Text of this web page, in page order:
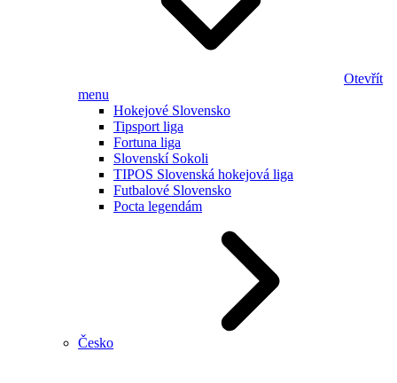
Otevřít
menu
Hokejové Slovensko
Tipsport liga
Fortuna liga
Slovenskí Sokoli
TIPOS Slovenská hokejová liga
Futbalové Slovensko
Pocta legendám
Česko